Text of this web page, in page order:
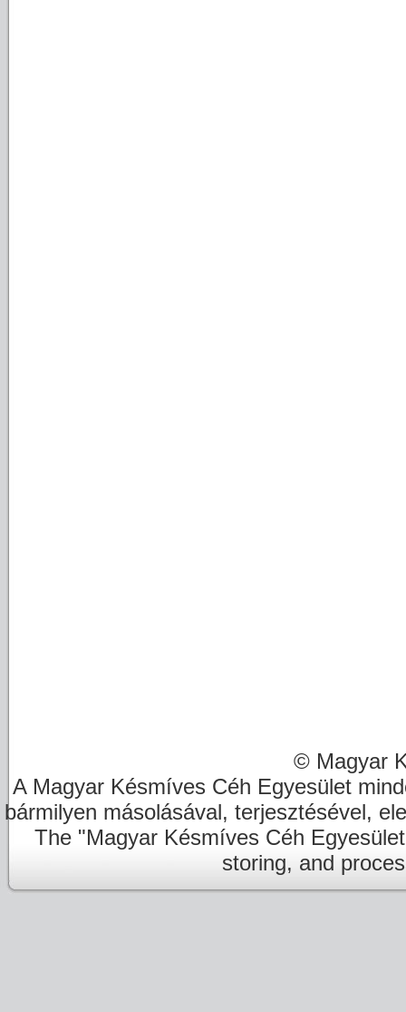
© Magyar
A Magyar Késmíves Céh Egyesület
bármilyen másolásával, terjesztésével,
The "Magyar Késmíves Céh
storing, and